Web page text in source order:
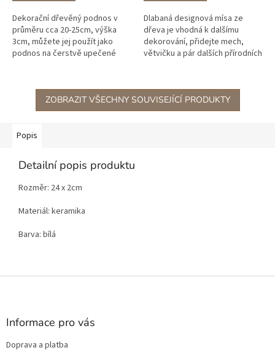
Dekorační dřevěný podnos v
průměru cca 20-25cm, výška
3cm, můžete jej použít jako
podnos na čerstvě upečené
jinou dekoraci.
Dlabaná designová mísa ze
dřeva je vhodná k dalšímu
dekorování, přidejte mech,
větvičku a pár dalších přírodních
také...
ZOBRAZIT VŠECHNY SOUVISEJÍCÍ PRODUKTY
Popis
Detailní popis produktu
Rozměr: 24 x 2cm
Materiál: keramika
Barva: bílá
Z
Informace pro vás
Doprava a platba